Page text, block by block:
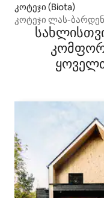
კოტეჯი (Biota)
კოტეჯი ლას-